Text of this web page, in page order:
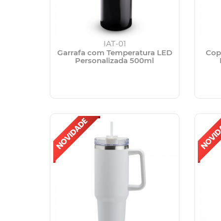
IAT-01
Garrafa com Temperatura LED
Personalizada 500ml